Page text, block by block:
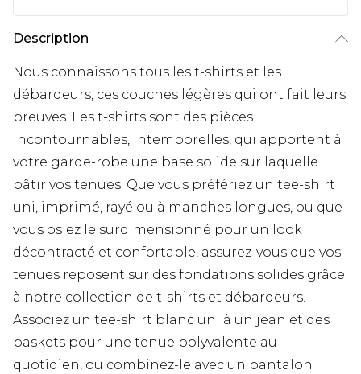
Description
Nous connaissons tous les t-shirts et les
débardeurs, ces couches légères qui ont fait leurs
preuves. Les t-shirts sont des pièces
incontournables, intemporelles, qui apportent à
votre garde-robe une base solide sur laquelle
bâtir vos tenues. Que vous préfériez un tee-shirt
uni, imprimé, rayé ou à manches longues, ou que
vous osiez le surdimensionné pour un look
décontracté et confortable, assurez-vous que vos
tenues reposent sur des fondations solides grâce
à notre collection de t-shirts et débardeurs.
Associez un tee-shirt blanc uni à un jean et des
baskets pour une tenue polyvalente au
quotidien, ou combinez-le avec un pantalon